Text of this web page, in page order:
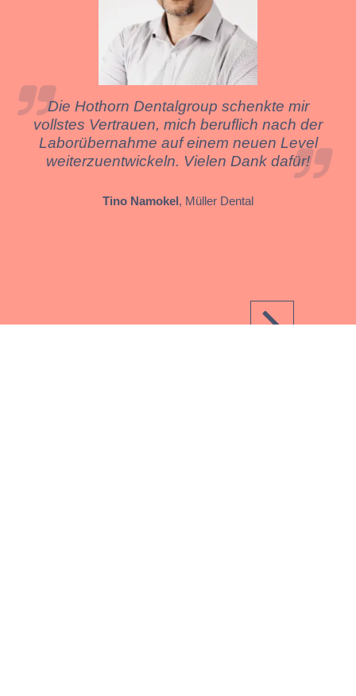
Die Hothorn Dentalgroup schenkte mir
vollstes Vertrauen, mich beruflich nach der
Laborübernahme auf einem neuen Level
weiterzuentwickeln. Vielen Dank dafür!
Tino Namokel, Müller Dental